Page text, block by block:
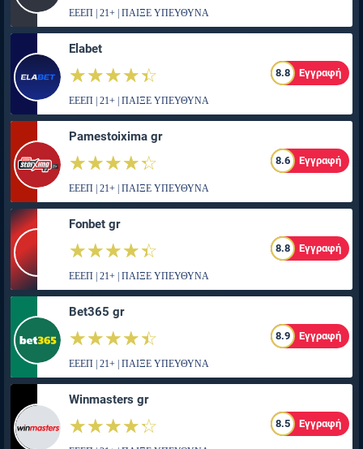
ΕΕΕΠ | 21+ | ΠΑΙΞΕ ΥΠΕΥΘΥΝΑ
Elabet
☆☆☆☆☆
★★★★★ 8.8 Εγγραφή
ΕΕΕΠ | 21+ | ΠΑΙΞΕ ΥΠΕΥΘΥΝΑ
Pamestoixima gr
☆☆☆☆☆
★★★★★ 8.6 Εγγραφή
ΕΕΕΠ | 21+ | ΠΑΙΞΕ ΥΠΕΥΘΥΝΑ
Fonbet gr
☆☆☆☆☆
★★★★★ 8.8 Εγγραφή
ΕΕΕΠ | 21+ | ΠΑΙΞΕ ΥΠΕΥΘΥΝΑ
Bet365 gr
☆☆☆☆☆
★★★★★ 8.9 Εγγραφή
ΕΕΕΠ | 21+ | ΠΑΙΞΕ ΥΠΕΥΘΥΝΑ
Winmasters gr
☆☆☆☆☆
★★★★★ 8.5 Εγγραφή